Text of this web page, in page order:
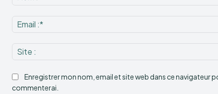
Enregistrer mon nom, email et site web dans ce navigateur
commenterai.